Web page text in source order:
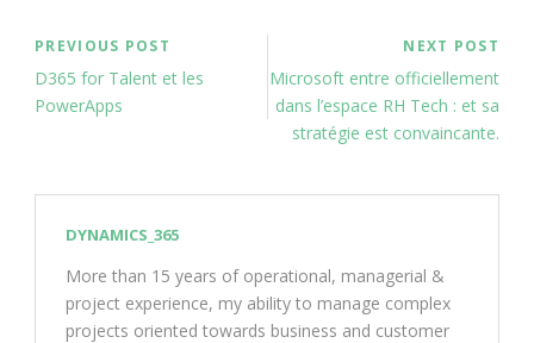
PREVIOUS POST
D365 for Talent et les
PowerApps
NEXT POST
Microsoft entre officiellement
dans l’espace RH Tech : et sa
stratégie est convaincante.
DYNAMICS_365
More than 15 years of operational, managerial &
project experience, my ability to manage complex
projects oriented towards business and customer